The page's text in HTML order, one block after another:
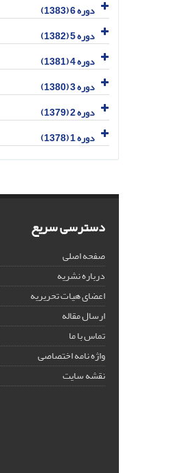
دوره 6 (1383)
دوره 5 (1382)
دوره 4 (1381)
دوره 3 (1380)
دوره 2 (1379)
دوره 1 (1378)
دسترسی سریع
صفحه اصلی
درباره نشریه
اعضای هیات تحریریه
ارسال مقاله
تماس با ما
واژه نامه اختصاصی
نقشه سایت